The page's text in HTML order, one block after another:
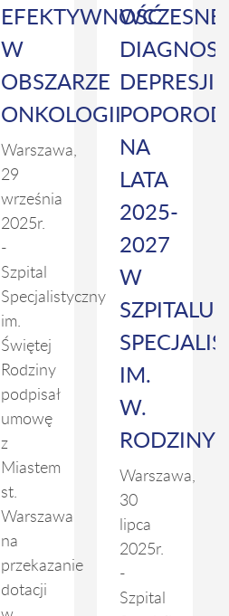
EFEKTYWNOŚĆ
W
OBSZARZE
ONKOLOGII
Warszawa,
29
września
2025r.
-
Szpital
Specjalistyczny
im.
Świętej
Rodziny
podpisał
umowę
z
Miastem
st.
Warszawa
na
przekazanie
dotacji
DEPRESJI
NA
LATA
2025-
2027
W
SZPITALU
IM.
W.
RODZINY
Warszawa,
30
lipca
2025r.
-
Szpital